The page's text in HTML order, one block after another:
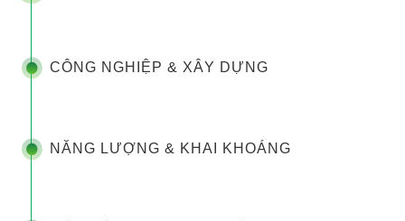
CÔNG NGHIỆP & XÂY DỰNG
NĂNG LƯỢNG & KHAI KHOÁNG